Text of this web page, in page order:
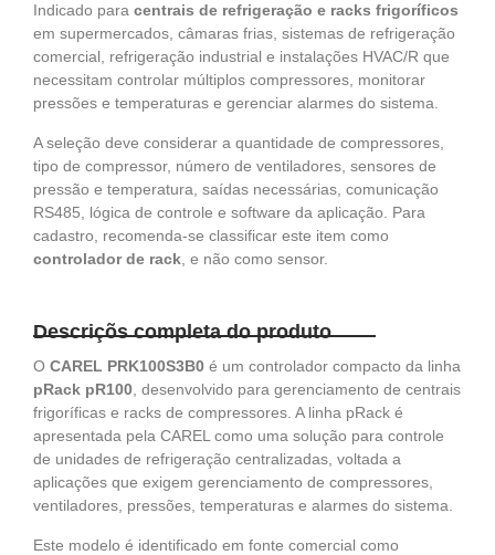
Indicado para centrais de refrigeração e racks frigoríficos
em supermercados, câmaras frias, sistemas de refrigeração
comercial, refrigeração industrial e instalações HVAC/R que
necessitam controlar múltiplos compressores, monitorar
pressões e temperaturas e gerenciar alarmes do sistema.
A seleção deve considerar a quantidade de compressores,
tipo de compressor, número de ventiladores, sensores de
pressão e temperatura, saídas necessárias, comunicação
RS485, lógica de controle e software da aplicação. Para
cadastro, recomenda-se classificar este item como
controlador de rack , e não como sensor.
Descriçõs completa do produto
O CAREL PRK100S3B0 é um controlador compacto da linha
pRack pR100 , desenvolvido para gerenciamento de centrais
frigoríficas e racks de compressores. A linha pRack é
apresentada pela CAREL como uma solução para controle
de unidades de refrigeração centralizadas, voltada a
aplicações que exigem gerenciamento de compressores,
ventiladores, pressões, temperaturas e alarmes do sistema.
Este modelo é identificado em fonte comercial como